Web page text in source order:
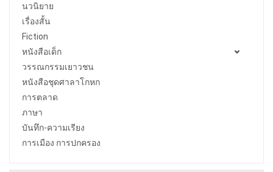
นวนิยาย
เรื่องสั้น
Fiction
หนังสือเด็ก
วรรณกรรมเยาวชน
หนังสือชุดศาลาโกหก
การตลาด
ภาษา
บันทึก-ความเรียง
การเมือง การปกครอง